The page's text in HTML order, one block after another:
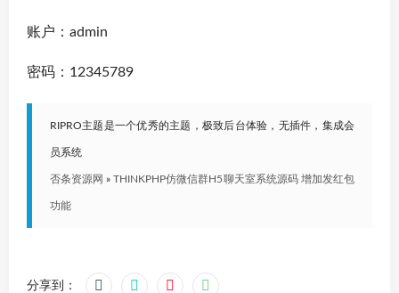
账户：admin
密码：12345789
RIPRO主题是一个优秀的主题，极致后台体验，无插件，集成会
员系统
否条资源网 »THINKPHP仿微信群H5聊天室系统源码 增加发红包
功能
分享到：